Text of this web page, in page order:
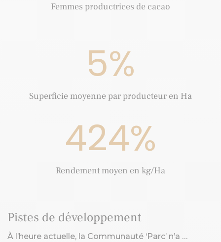
Femmes productrices de cacao
5%
Superficie moyenne par producteur en Ha
424%
Rendement moyen en kg/Ha
Pistes de développement
À l’heure actuelle, la Communauté ‘Parc’ n’a …